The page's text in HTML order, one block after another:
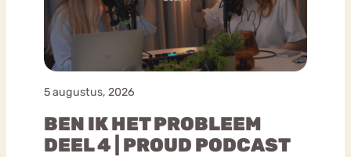
5 augustus, 2026
BEN IK HET PROBLEEM
DEEL 4 | PROUD PODCAST